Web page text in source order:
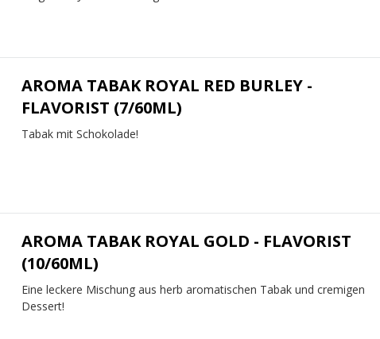
AROMA TABAK ROYAL RED BURLEY -
FLAVORIST (7/60ML)
Tabak mit Schokolade!
AROMA TABAK ROYAL GOLD - FLAVORIST
(10/60ML)
Eine leckere Mischung aus herb aromatischen Tabak und cremigen
Dessert!